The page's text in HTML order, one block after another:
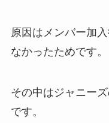
原因はメンバー加
なかったためです。
その中はジャニー
です。